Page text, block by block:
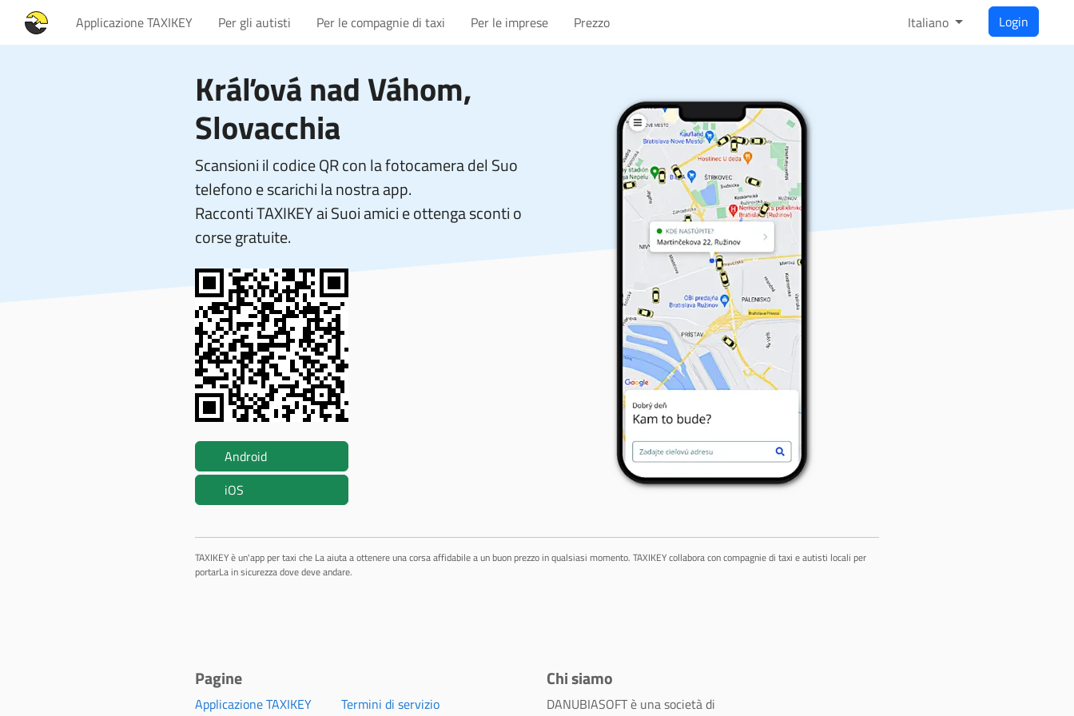
Applicazione TAXIKEY Per gli autisti Per le compagnie di taxi Per le imprese Prezzo Italiano Login
Kráľová nad Váhom,
Slovacchia
Scansioni il codice QR con la fotocamera del Suo
telefono e scarichi la nostra app.
Racconti TAXIKEY ai Suoi amici e ottenga sconti o
corse gratuite.
Android
iOS
TAXIKEY è un'app per taxi che La aiuta a ottenere una corsa affidabile a un buon prezzo in qualsiasi momento. TAXIKEY collabora con compagnie di taxi e autisti locali per
portarLa in sicurezza dove deve andare.
Pagine
Applicazione TAXIKEY
Termini di servizio
Chi siamo
DANUBIASOFT è una società di